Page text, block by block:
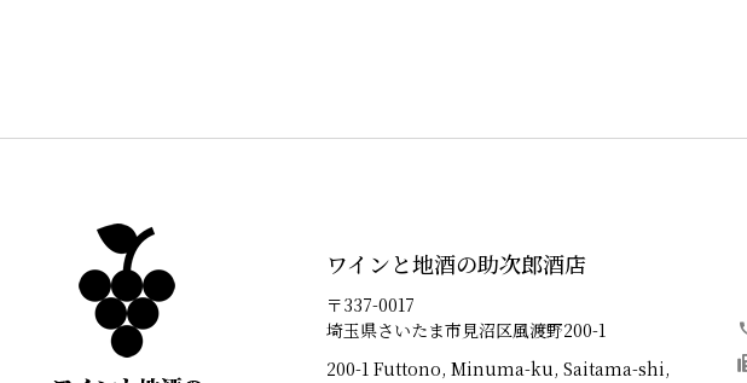
ワインと地酒の助次郎酒店
〒337-0017
埼玉県さいたま市見沼区風渡野200-1
200-1 Futtono, Minuma-ku, Saitama-shi,